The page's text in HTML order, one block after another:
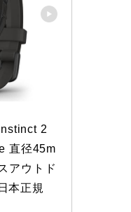
2
直径45m
アウトド
本正規